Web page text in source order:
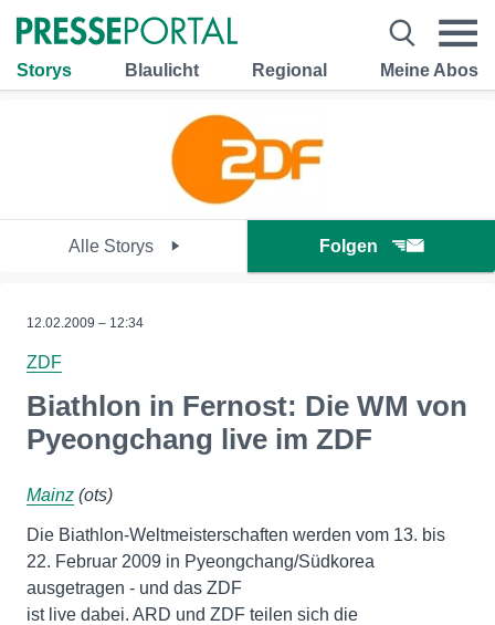
Storys Blaulicht Regional Meine Abos
Alle Storys Folgen
12.02.2009 – 12:34
ZDF
Biathlon in Fernost: Die WM von
Pyeongchang live im ZDF
Mainz (ots)
Die Biathlon-Weltmeisterschaften werden vom 13. bis
22. Februar 2009 in Pyeongchang/Südkorea
ausgetragen - und das ZDF
ist live dabei. ARD und ZDF teilen sich die